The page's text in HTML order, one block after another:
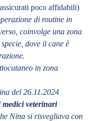
poco affidabili)
di routine in
coinvolge una zona
dove il cane è
in zona
del 26.11.2024
medici veterinari
Nina si risvegliava con